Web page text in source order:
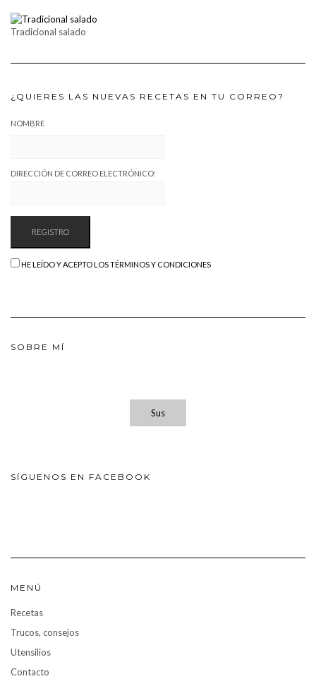
Tradicional salado
¿QUIERES LAS NUEVAS RECETAS EN TU CORREO?
NOMBRE
DIRECCIÓN DE CORREO ELECTRÓNICO:
HE LEÍDO Y ACEPTO LOS TÉRMINOS Y CONDICIONES
SOBRE MÍ
Sus
SÍGUENOS EN FACEBOOK
MENÚ
Recetas
Trucos, consejos
Utensilios
Contacto